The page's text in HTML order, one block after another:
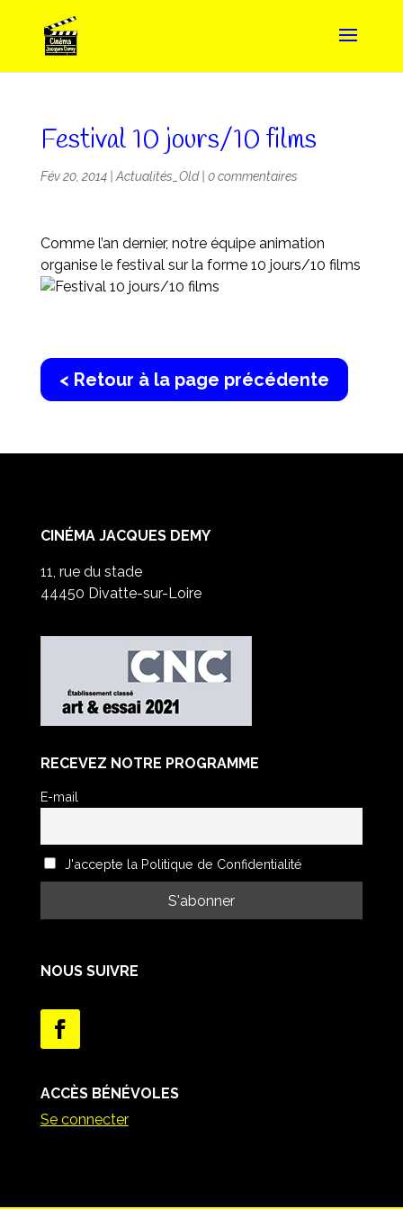
Festival 10 jours/10 films
Fév 20, 2014| Actualités_Old| 0 commentaires
Comme l’an dernier, notre équipe animation
organise le festival sur la forme 10 jours/10 films
< Retour à la page précédente
CINÉMA JACQUES DEMY
11, rue du stade
44450 Divatte-sur-Loire
RECEVEZ NOTRE PROGRAMME
E-mail
J'accepte la Politique de Confidentialité
NOUS SUIVRE
ACCÈS BÉNÉVOLES
Se connecter